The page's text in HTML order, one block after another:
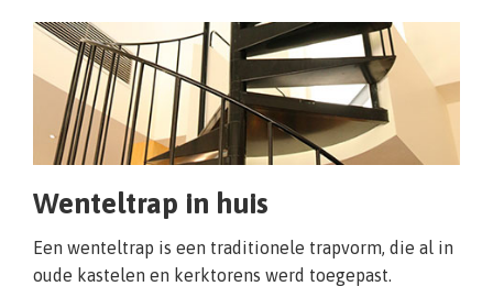
Wenteltrap in huis
Een wenteltrap is een traditionele trapvorm, die al in
oude kastelen en kerktorens werd toegepast.